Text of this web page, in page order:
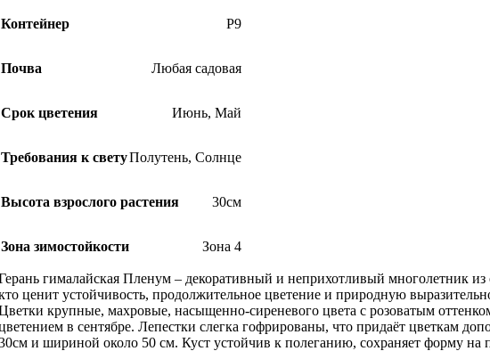
Контейнер Р9
Почва Любая садовая
Срок цветения Июнь, Май
Требования к светуПолутень, Солнце
Высота взрослого растения 30см
Зона зимостойкости Зона 4
гималайская Пленум – декоративный и неприхотливый многолетник
ценит устойчивость, продолжительное цветение и природную
крупные, махровые, насыщенно-сиреневого цвета с розоватым
в сентябре. Лепестки слегка гофрированы, что придаёт цветкам
и шириной около 50 см. Куст устойчив к полеганию, сохраняет форму на